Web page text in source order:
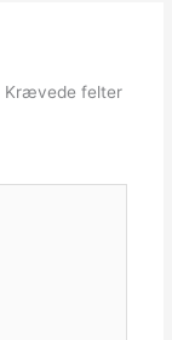
Krævede felter